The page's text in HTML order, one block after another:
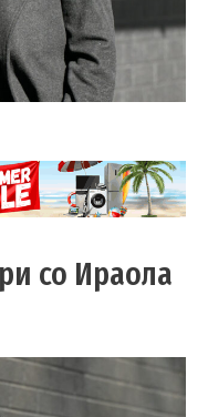
со Ираола